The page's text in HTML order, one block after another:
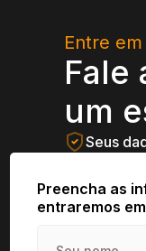
Entre
Fale
um
Seus
Preencha as
entraremos